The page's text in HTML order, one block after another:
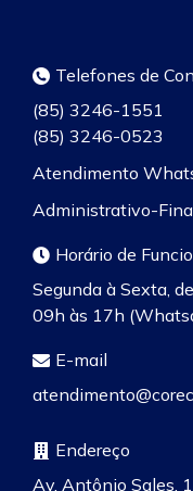
Telefones de
(85) 3246-1551
(85) 3246-0523
Atendimento
Administrativo-
Horário de
Segunda à Sexta,
09h às 17h
E-mail
Endereço
Av. Antônio Sales,